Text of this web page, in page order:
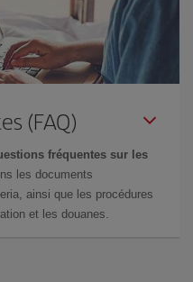
(FAQ)
fréquentes sur les
les documents
ainsi que les procédures
et les douanes.